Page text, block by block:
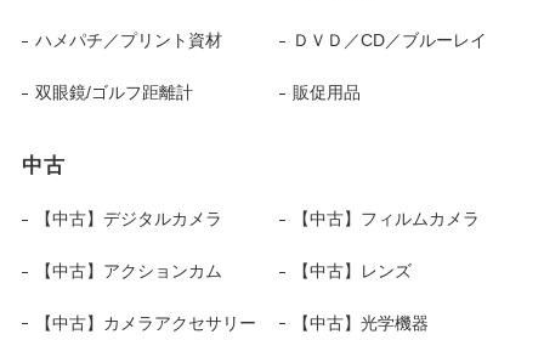
ハメパチ／プリント資材 ＤＶＤ／CD／ブルーレイ
双眼鏡/ゴルフ距離計 販促用品
中古
【中古】デジタルカメラ 【中古】フィルムカメラ
【中古】アクションカム 【中古】レンズ
【中古】カメラアクセサリー 【中古】光学機器